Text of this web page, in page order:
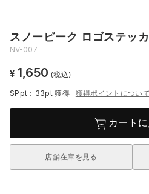
スノーピーク ロゴステッ
NV-007
¥ 1,650 (税込)
SPpt：33pt獲得 獲得ポイントについて
カート
店舗在庫を見る